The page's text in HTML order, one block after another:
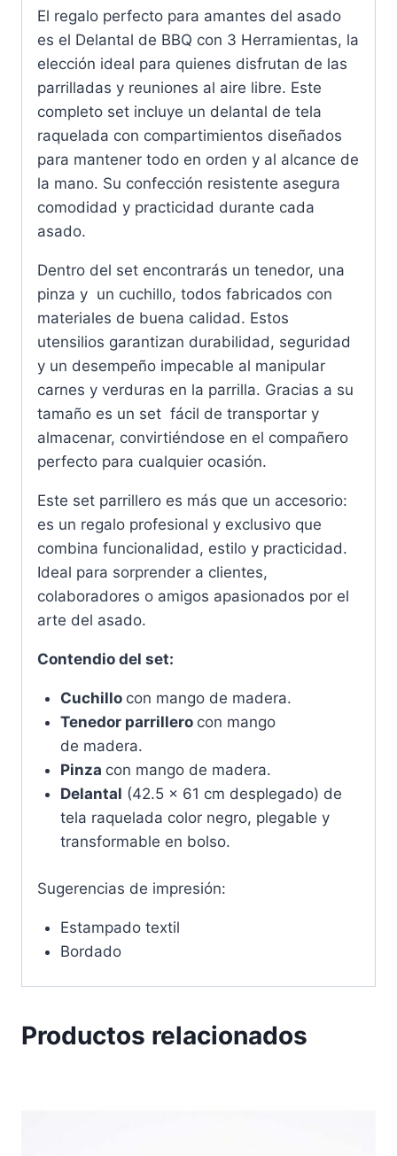
El regalo perfecto para amantes del asado
es el Delantal de BBQ con 3 Herramientas, la
elección ideal para quienes disfrutan de las
parrilladas y reuniones al aire libre. Este
completo set incluye un delantal de tela
raquelada con compartimientos diseñados
para mantener todo en orden y al alcance de
la mano. Su confección resistente asegura
comodidad y practicidad durante cada
asado.
Dentro del set encontrarás un tenedor, una
pinza y un cuchillo, todos fabricados con
materiales de buena calidad. Estos
utensilios garantizan durabilidad, seguridad
y un desempeño impecable al manipular
carnes y verduras en la parrilla. Gracias a su
tamaño es un set fácil de transportar y
almacenar, convirtiéndose en el compañero
perfecto para cualquier ocasión.
Este set parrillero es más que un accesorio:
es un regalo profesional y exclusivo que
combina funcionalidad, estilo y practicidad.
Ideal para sorprender a clientes,
colaboradores o amigos apasionados por el
arte del asado.
Contendio del set:
Cuchillo con mango de madera.
Tenedor parrillero con mango
de madera.
Pinza con mango de madera.
Delantal (42.5 x 61 cm desplegado) de
tela raquelada color negro, plegable y
transformable en bolso.
Sugerencias de impresión:
Estampado textil
Bordado
Productos relacionados